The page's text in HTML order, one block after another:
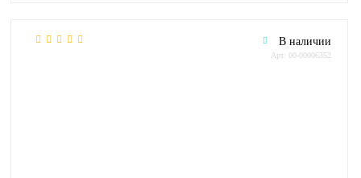
В наличии
Арт: 00-00006352